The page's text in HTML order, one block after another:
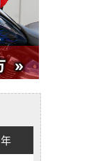
年